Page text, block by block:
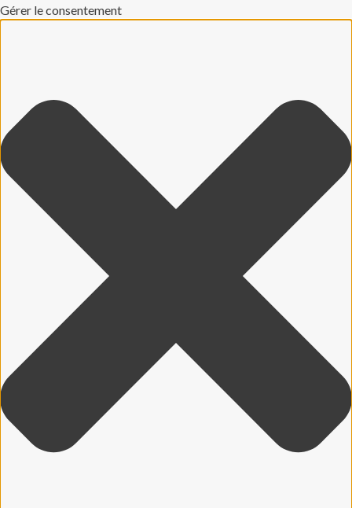
Gérer le consentement